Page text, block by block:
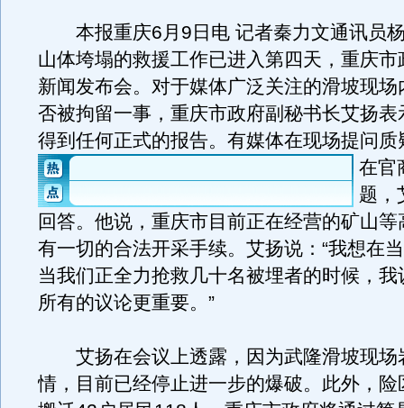
本报重庆6月9日电 记者秦力文通讯员
山体垮塌的救援工作已进入第四天，重庆市
新闻发布会。对于媒体广泛关注的滑坡现场
否被拘留一事，重庆市政府副秘书长艾扬表
得到任何正式的报告。 有媒体在现场提问质
在官
题，
回答。他说，重庆市目前正在经营的矿山
有一切的合法开采手续。艾扬说：“我想在
当我们正全力抢救几十名被埋者的时候，
所有的议论更重要。”
艾扬在会议上透露，因为武隆滑坡现场
情，目前已经停止进一步的爆破。此外，险